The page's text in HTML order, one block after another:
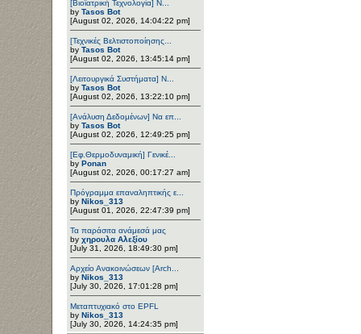
[Βιοϊατρική Τεχνολογία] Ν...
by Tasos Bot
[August 02, 2026, 14:04:22 pm]
[Τεχνικές Βελτιστοποίησης...
by Tasos Bot
[August 02, 2026, 13:45:14 pm]
[Λειτουργικά Συστήματα] Ν...
by Tasos Bot
[August 02, 2026, 13:22:10 pm]
[Ανάλυση Δεδομένων] Να επ...
by Tasos Bot
[August 02, 2026, 12:49:25 pm]
[Εφ.Θερμοδυναμική] Γενικέ...
by Ponan
[August 02, 2026, 00:17:27 am]
Πρόγραμμα επαναληπτικής ε...
by Nikos_313
[August 01, 2026, 22:47:39 pm]
Τα παράσιτα ανάμεσά μας
by χηρουλα Αλεξίου
[July 31, 2026, 18:49:30 pm]
Αρχείο Ανακοινώσεων [Arch...
by Nikos_313
[July 30, 2026, 17:01:28 pm]
Μεταπτυχιακό στο EPFL
by Nikos_313
[July 30, 2026, 14:24:35 pm]